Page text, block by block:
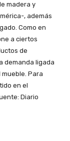
madera y
, además
Como en
a ciertos
de
demanda ligada
Para
en el
Diario